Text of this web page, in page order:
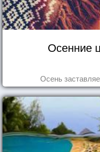
Осенние
Осень